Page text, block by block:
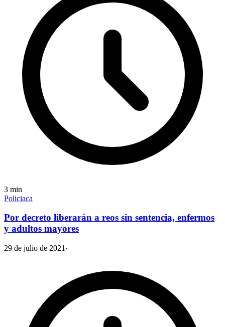
3 min
Policiaca
Por decreto liberarán a reos sin sentencia, enfermos
y adultos mayores
29 de julio de 2021 ·